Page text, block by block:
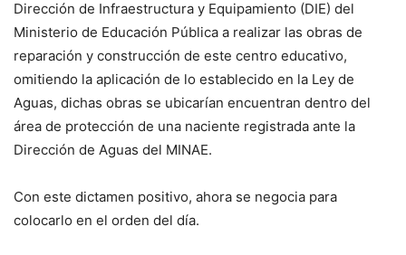
Dirección de Infraestructura y Equipamiento (DIE) del
Ministerio de Educación Pública a realizar las obras de
reparación y construcción de este centro educativo,
omitiendo la aplicación de lo establecido en la Ley de
Aguas, dichas obras se ubicarían encuentran dentro del
área de protección de una naciente registrada ante la
Dirección de Aguas del MINAE.
Con este dictamen positivo, ahora se negocia para
colocarlo en el orden del día.